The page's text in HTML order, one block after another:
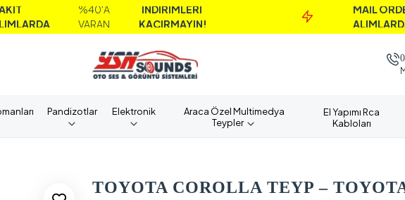
VARAN
İNDİRİMLERİ
KAÇIRMAYIN!
MAİL ORDER İLE
ALIMLARDA
Pandizotlar Elektronik
Araca Özel Multimedya
Teypler
El Yapımı Rca
Kabloları
TOYOTA COROLLA TEYP –